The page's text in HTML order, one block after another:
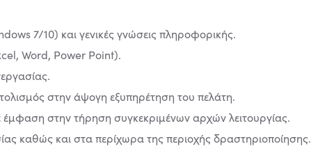
7/10) και γενικές γνώσεις πληροφορικής.
Word, Power Point).
στην άψογη εξυπηρέτηση του πελάτη.
στην τήρηση συγκεκριμένων αρχών λειτουργίας.
καθώς και στα περίχωρα της περιοχής δραστηριοποίησης.